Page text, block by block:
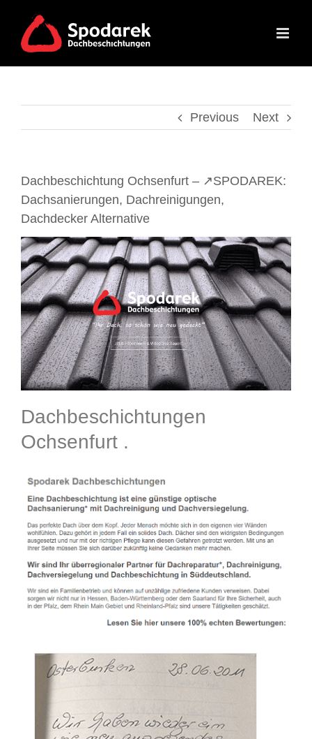
content
Previous Next
Dachbeschichtung Ochsenfurt – ↗️SPODAREK:
Dachsanierungen, Dachreinigungen,
Dachdecker Alternative
Dachbeschichtungen
Ochsenfurt .